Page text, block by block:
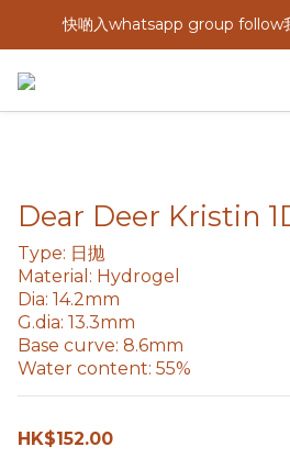
快啲入whatsapp group follow
Dear Deer Kristin
Type: 日拋
Material: Hydrogel
Dia: 14.2mm
G.dia: 13.3mm
Base curve: 8.6mm
Water content: 55%
HK$152.00